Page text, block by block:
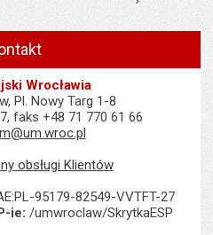
Wrocławia
Pl. Nowy Targ 1-8
faks +48 71 770 61 66
obsługi Klientów
95179-82549-VVTFT-27
ie: /umwroclaw/SkrytkaESP